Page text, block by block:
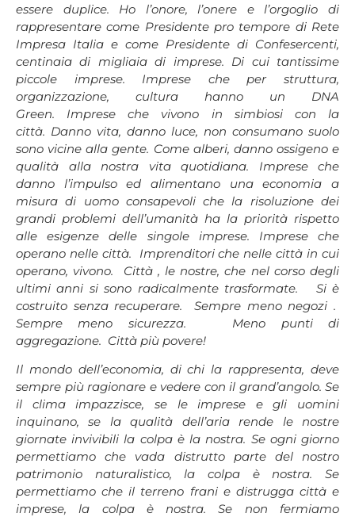
essere duplice. Ho l’onore, l’onere e l’orgoglio di
rappresentare come Presidente pro tempore di Rete
Impresa Italia e come Presidente di Confesercenti,
centinaia di migliaia di imprese. Di cui tantissime
piccole imprese. Imprese che per struttura,
organizzazione, cultura hanno un DNA
Green. Imprese che vivono in simbiosi con la
città. Danno vita, danno luce, non consumano suolo
sono vicine alla gente. Come alberi, danno ossigeno e
qualità alla nostra vita quotidiana. Imprese che
danno l’impulso ed alimentano una economia a
misura di uomo consapevoli che la risoluzione dei
grandi problemi dell’umanità ha la priorità rispetto
alle esigenze delle singole imprese. Imprese che
operano nelle città. Imprenditori che nelle città in cui
operano, vivono. Città , le nostre, che nel corso degli
ultimi anni si sono radicalmente trasformate. Si è
costruito senza recuperare. Sempre meno negozi .
Sempre meno sicurezza. Meno punti di
aggregazione. Città più povere!
Il mondo dell’economia, di chi la rappresenta, deve
sempre più ragionare e vedere con il grand’angolo. Se
il clima impazzisce, se le imprese e gli uomini
inquinano, se la qualità dell’aria rende le nostre
giornate invivibili la colpa è la nostra. Se ogni giorno
permettiamo che vada distrutto parte del nostro
patrimonio naturalistico, la colpa è nostra. Se
permettiamo che il terreno frani e distrugga città e
imprese, la colpa è nostra. Se non fermiamo